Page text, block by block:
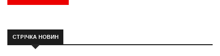
СТРІЧКА НОВИН